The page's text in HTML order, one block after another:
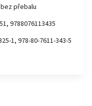
přebalu
9788076113435
1, 978-80-7611-343-5